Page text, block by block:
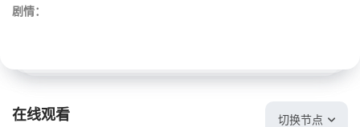
剧情：
在线观看 切换节点